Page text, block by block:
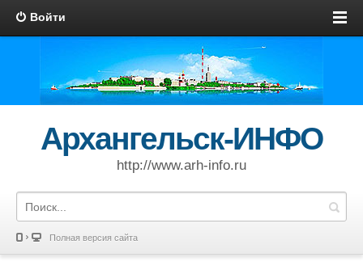
Войти
Архангельск-ИНФО
http://www.arh-info.ru
Полная версия сайта